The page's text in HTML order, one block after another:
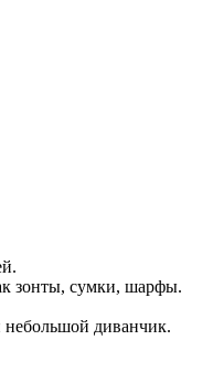
зонты, сумки, шарфы.
небольшой диванчик.